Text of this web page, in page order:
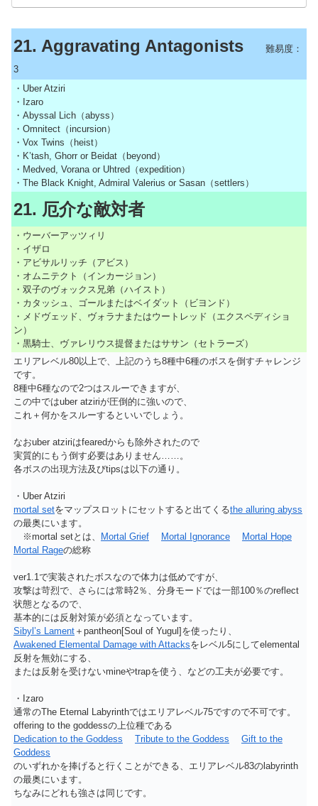
21. Aggravating Antagonists
難易度：
3
・Uber Atziri
・Izaro
・Abyssal Lich（abyss）
・Omnitect（incursion）
・Vox Twins（heist）
・K’tash, Ghorr or Beidat（beyond）
・Medved, Vorana or Uhtred（expedition）
・The Black Knight, Admiral Valerius or Sasan（settlers）
21. 厄介な敵対者
・ウーバーアッツィリ
・イザロ
・アビサルリッチ（アビス）
・オムニテクト（インカージョン）
・双子のヴォックス兄弟（ハイスト）
・カタッシュ、ゴールまたはベイダット（ビヨンド）
・メドヴェッド、ヴォラナまたはウートレッド（エクスペディショ
ン）
・黒騎士、ヴァレリウス提督またはササン（セトラーズ）
エリアレベル80以上で、上記のうち8種中6種のボスを倒すチャレンジ
です。
8種中6種なので2つはスルーできますが、
この中ではuber atziriが圧倒的に強いので、
これ＋何かをスルーするといいでしょう。
なおuber atziriはfearedからも除外されたので
実質的にもう倒す必要はありません……。
各ボスの出現方法及びtipsは以下の通り。
・Uber Atziri
mortal setをマップスロットにセットすると出てくるthe alluring abyss
の最奥にいます。
※mortal setとは、
Mortal Grief Mortal Ignorance
Mortal Hope
Mortal Rageの総称
ver1.1で実装されたボスなので体力は低めですが、
攻撃は苛烈で、さらには常時2％、分身モードでは一部100％のreflect
状態となるので、
基本的には反射対策が必須となっています。
Sibyl’s Lament ＋pantheon[Soul of Yugul]を使ったり、
Awakened Elemental Damage with Attacksをレベル5にしてelemental
反射を無効にする、
または反射を受けないmineやtrapを使う、などの工夫が必要です。
・Izaro
通常のThe Eternal Labyrinthではエリアレベル75ですので不可です。
offering to the goddessの上位種である
Dedication to the Goddess
Tribute to the Goddess
Gift to the
Goddess
のいずれかを捧げると行くことができる、エリアレベル83のlabyrinth
の最奥にいます。
ちなみにどれも強さは同じです。